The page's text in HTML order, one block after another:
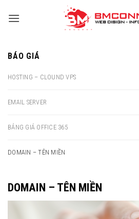
BÁO GIÁ
HOSTING – CLOUND VPS
EMAIL SERVER
BẢNG GIÁ OFFICE 365
DOMAIN – TÊN MIỀN
DOMAIN – TÊN MIỀN